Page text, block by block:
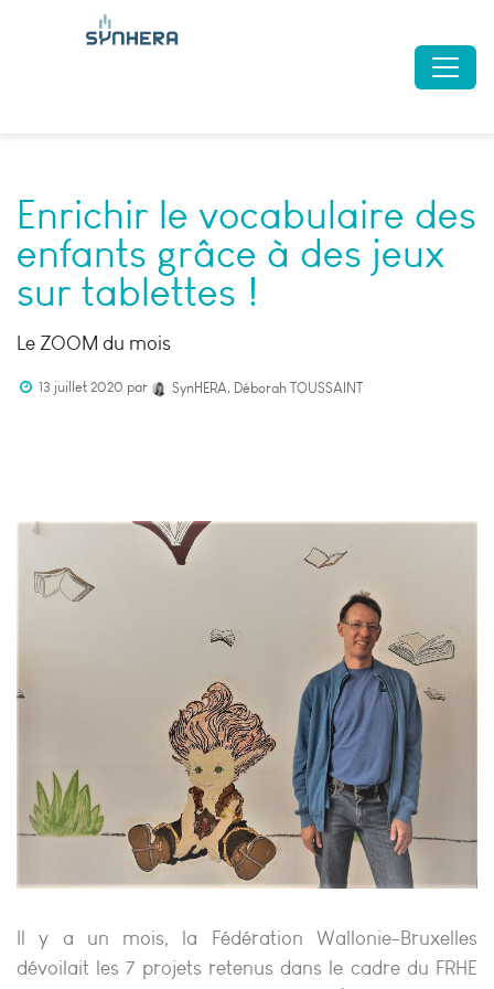
Enrichir le vocabulaire des
enfants grâce à des jeux
sur tablettes !
Le ZOOM du mois
13 juillet 2020 par SynHERA, Déborah TOUSSAINT
Il y a un mois, la Fédération Wallonie-Bruxelles
dévoilait les 7 projets retenus dans le cadre du FRHE